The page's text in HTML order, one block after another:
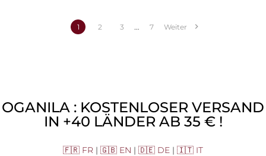
1 2 3 … 7 Weiter 
OGANILA : KOSTENLOSER VERSAND
IN +40 LÄNDER AB 35 € !
🇫🇷 FR | 🇬🇧 EN | 🇩🇪 DE | 🇮🇹 IT